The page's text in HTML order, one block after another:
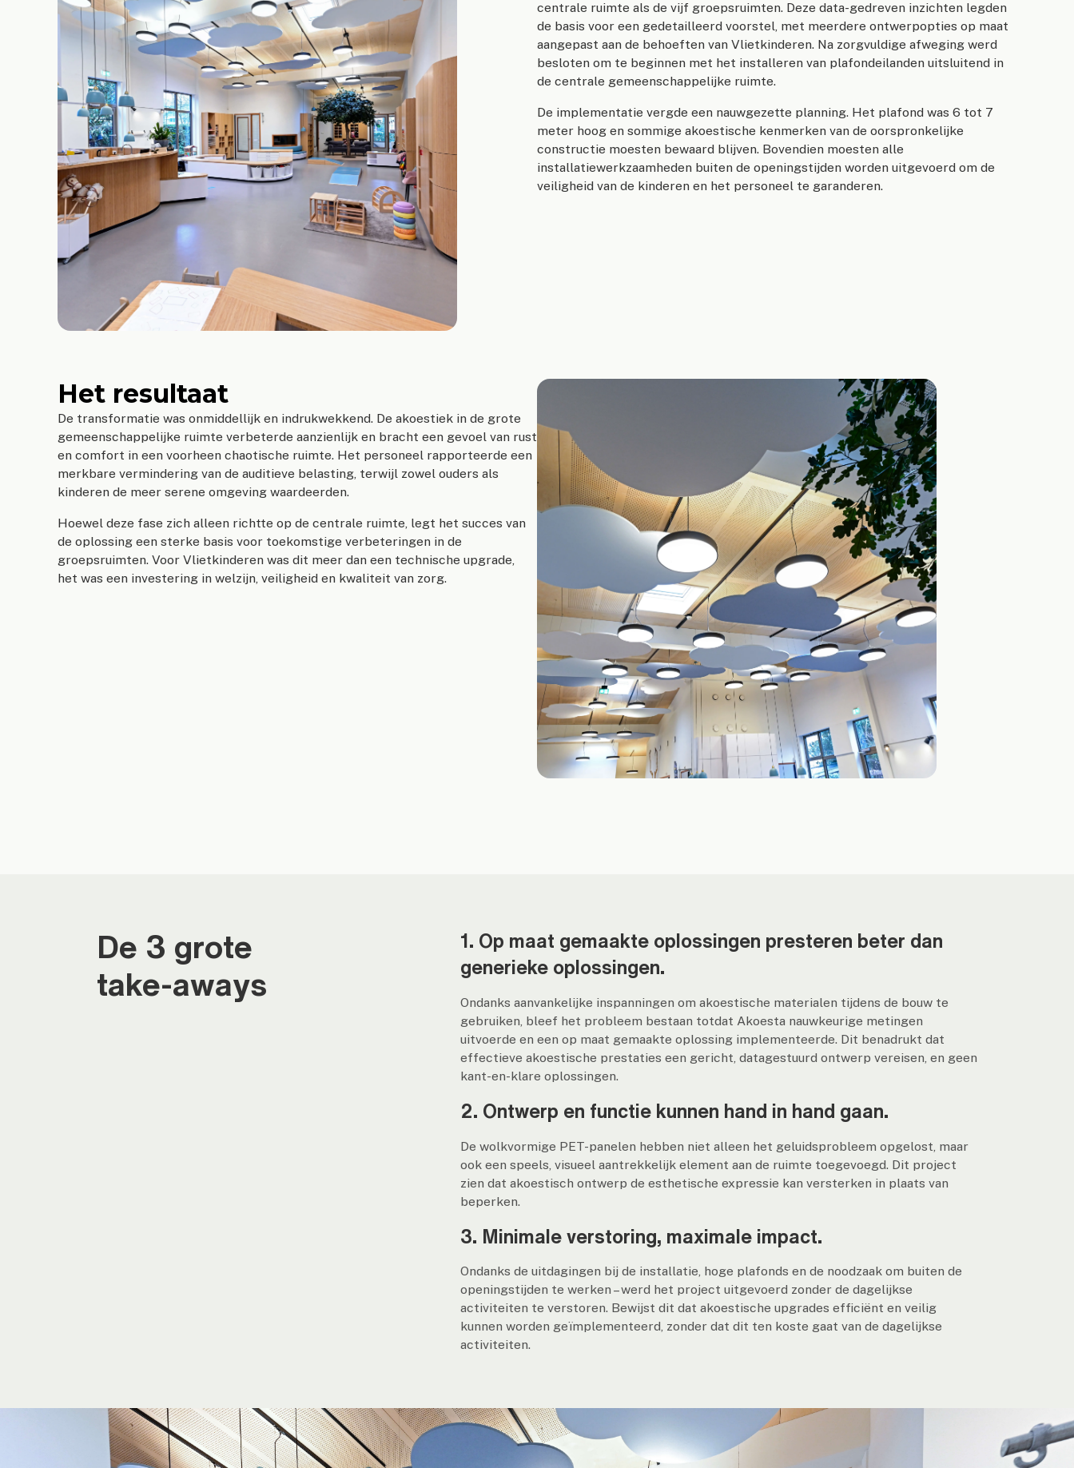
centrale ruimte als de vijf groepsruimten. Deze data-gedreven inzichten legden
de basis voor een gedetailleerd voorstel, met meerdere ontwerpopties op maat
aangepast aan de behoeften van Vlietkinderen. Na zorgvuldige afweging werd
besloten om te beginnen met het installeren van plafondeilanden uitsluitend in
de centrale gemeenschappelijke ruimte.
De implementatie vergde een nauwgezette planning. Het plafond was 6 tot 7
meter hoog en sommige akoestische kenmerken van de oorspronkelijke
constructie moesten bewaard blijven. Bovendien moesten alle
installatiewerkzaamheden buiten de openingstijden worden uitgevoerd om de
veiligheid van de kinderen en het personeel te garanderen.
Het resultaat
De transformatie was onmiddellijk en indrukwekkend. De akoestiek in de grote
gemeenschappelijke ruimte verbeterde aanzienlijk en bracht een gevoel van rust
en comfort in een voorheen chaotische ruimte. Het personeel rapporteerde een
merkbare vermindering van de auditieve belasting, terwijl zowel ouders als
kinderen de meer serene omgeving waardeerden.
Hoewel deze fase zich alleen richtte op de centrale ruimte, legt het succes van
de oplossing een sterke basis voor toekomstige verbeteringen in de
groepsruimten. Voor Vlietkinderen was dit meer dan een technische upgrade,
het was een investering in welzijn, veiligheid en kwaliteit van zorg.
De 3 grote
take-aways
1. Op maat gemaakte oplossingen presteren beter dan
generieke oplossingen.
Ondanks aanvankelijke inspanningen om akoestische materialen tijdens de bouw te
gebruiken, bleef het probleem bestaan totdat Akoesta nauwkeurige metingen
uitvoerde en een op maat gemaakte oplossing implementeerde. Dit benadrukt dat
effectieve akoestische prestaties een gericht, datagestuurd ontwerp vereisen, en geen
kant-en-klare oplossingen.
2. Ontwerp en functie kunnen hand in hand gaan.
De wolkvormige PET-panelen hebben niet alleen het geluidsprobleem opgelost, maar
ook een speels, visueel aantrekkelijk element aan de ruimte toegevoegd. Dit project
zien dat akoestisch ontwerp de esthetische expressie kan versterken in plaats van
beperken.
3. Minimale verstoring, maximale impact.
Ondanks de uitdagingen bij de installatie, hoge plafonds en de noodzaak om buiten de
openingstijden te werken – werd het project uitgevoerd zonder de dagelijkse
activiteiten te verstoren. Bewijst dit dat akoestische upgrades efficiënt en veilig
kunnen worden geïmplementeerd, zonder dat dit ten koste gaat van de dagelijkse
activiteiten.